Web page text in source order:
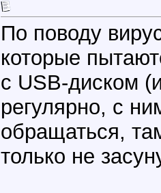
По поводу
которые
с USB-диском
регулярно, с
обращаться,
только не